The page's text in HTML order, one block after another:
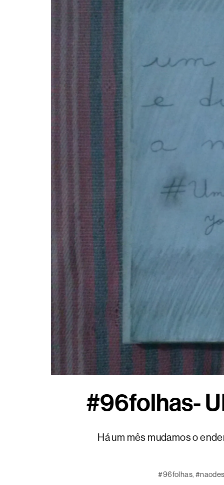
#96folhas-
Há um mês mudamos o
#96folhas,